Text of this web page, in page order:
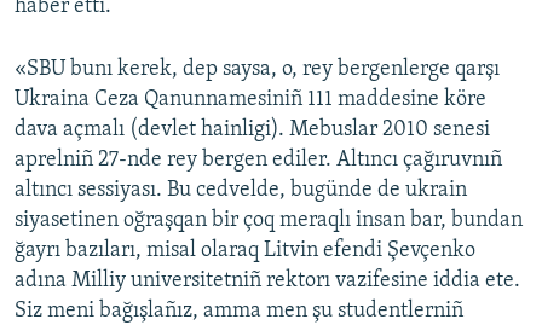
haber etti.
«SBU bunı kerek, dep saysa, o, rey bergenlerge qarşı
Ukraina Ceza Qanunnamesiniñ 111 maddesine köre
dava açmalı (devlet hainligi). Mebuslar 2010 senesi
aprelniñ 27-nde rey bergen ediler. Altıncı çağıruvnıñ
altıncı sessiyası. Bu cedvelde, bugünde de ukrain
siyasetinen oğraşqan bir çoq meraqlı insan bar, bundan
ğayrı bazıları, misal olaraq Litvin efendi Şevçenko
adına Milliy universitetniñ rektorı vazifesine iddia ete.
Siz meni bağışlañız, amma men şu studentlerniñ